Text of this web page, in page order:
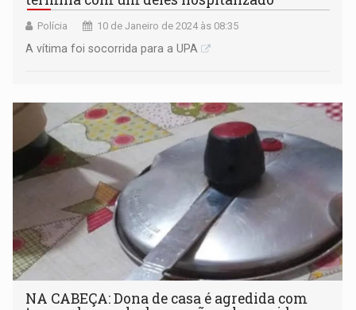
Polícia 10 de Janeiro de 2024 às 08:35
A vítima foi socorrida para a UPA
NA CABEÇA: Dona de casa é agredida com